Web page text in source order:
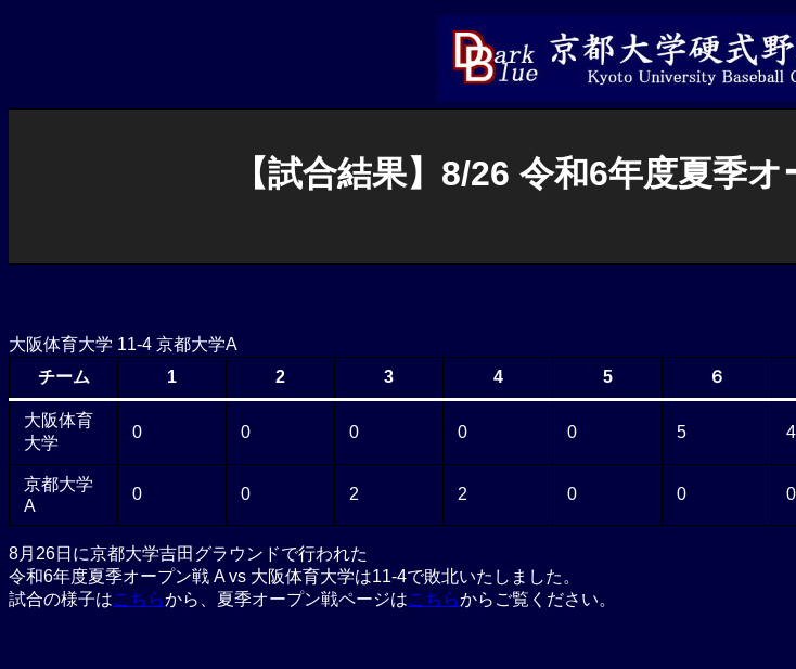
キ
【試合結果】8/26 令和6年度夏季
大阪体育大学 11-4 京都大学A
チーム
1 2 3 4 5 ６
大阪体育
大学
0 0 0 0 0 5 4
京都大学
A
0 0 2 2 0 0 0
8月26日に京都大学吉田グラウンドで行われた
令和6年度夏季オープン戦 A vs 大阪体育大学は11-4で敗北いたしました。
試合の様子はこちらから、夏季オープン戦ページはこちらからご覧ください。